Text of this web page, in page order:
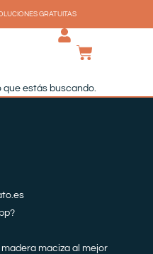
GRATUITAS
que estás buscando.
maciza al mejor